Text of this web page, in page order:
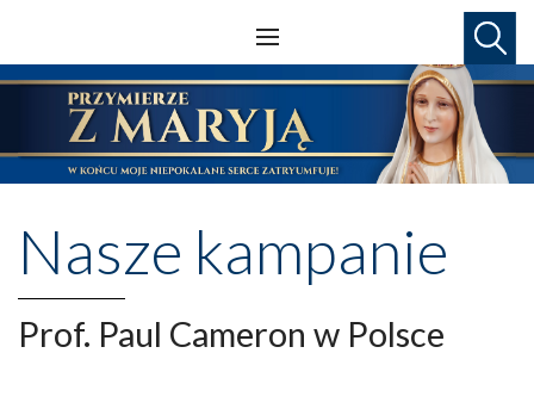
Nasze kampanie
Prof. Paul Cameron w Polsce